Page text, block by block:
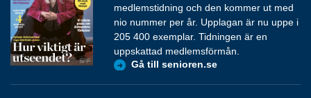
medlemstidning och den kommer ut med
nio nummer per år. Upplagan är nu uppe i
205 400 exemplar. Tidningen är en
uppskattad medlemsförmån.
Gå till senioren.se